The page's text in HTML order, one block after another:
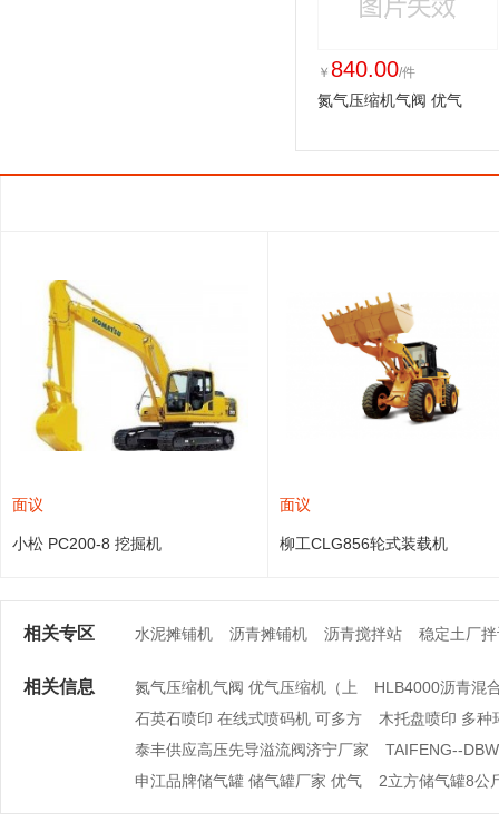
￥ 840.00/件
氮气压缩机气阀 优气
面议
小松 PC200-8 挖掘机
面议
柳工CLG856轮式装载机
相关专区 水泥摊铺机 沥青摊铺机 沥青搅拌站 稳定土厂
相关信息 氮气压缩机气阀 优气压缩机（上
HLB4000沥青混
石英石喷印 在线式喷码机 可多方
木托盘喷印 多种
泰丰供应高压先导溢流阀济宁厂家
TAIFENG--
申江品牌储气罐 储气罐厂家 优气
2立方储气罐8公